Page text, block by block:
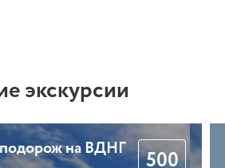
экскурсии
подорож на ВДНГ
500